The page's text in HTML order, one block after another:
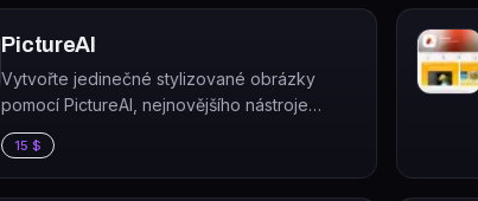
PictureAI
Vytvořte jedinečné stylizované obrázky
pomocí PictureAI, nejnovějšího nástroje
umělé inteligence. S tímto revolučním
nástrojem můžete snadno vytvářet originální
a zajímavé obrázky, které se budou…
15 $